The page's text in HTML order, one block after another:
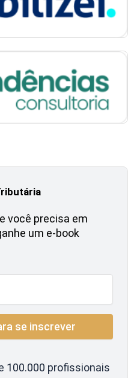
você precisa em
um e-book
100.000 profissionais